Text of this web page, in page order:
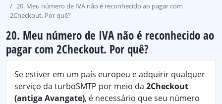
20. Meu número de IVA não é reconhecido ao pagar com
2Checkout. Por quê?
20. Meu número de IVA não é reconhecido ao
pagar com 2Checkout. Por quê?
Se estiver em um país europeu e adquirir qualquer
serviço da turboSMTP por meio da 2Checkout
(antiga Avangate), é necessário que seu número